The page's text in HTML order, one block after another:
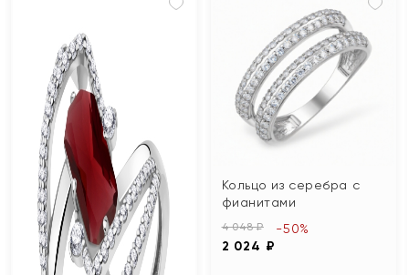
Кольцо из серебра с
фианитами
4 048 ₽
2 024 ₽
-50%